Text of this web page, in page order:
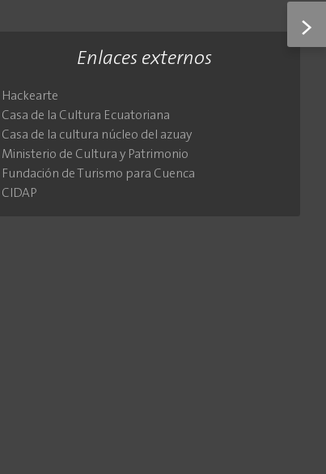
>
Enlaces externos
Hackearte
Casa de la Cultura Ecuatoriana
Casa de la cultura núcleo del azuay
Ministerio de Cultura y Patrimonio
Fundación de Turismo para Cuenca
CIDAP